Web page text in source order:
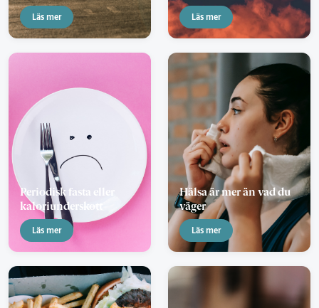
Läs mer Läs mer
Periodisk fasta eller
kaloriunderskott
Läs mer
Hälsa är mer än vad du
väger
Läs mer